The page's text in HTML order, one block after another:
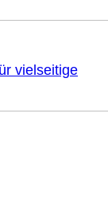
vielseitige